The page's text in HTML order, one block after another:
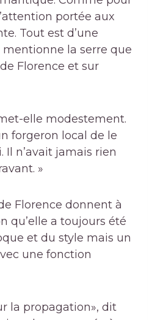
portée aux
Tout est d’une
mentionne la serre que
Florence et sur
elle modestement.
forgeron local de le
n’avait jamais rien
»
Florence donnent à
qu’elle a toujours été
et du style mais un
une fonction
la propagation», dit